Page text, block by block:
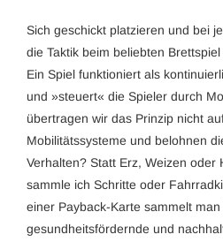
Sich geschickt platzieren und bei
die Taktik beim beliebten
Ein Spiel funktioniert als
und »steuert« die Spieler durch
übertragen wir das Prinzip nicht
Mobilitätssysteme und belohnen
Verhalten? Statt Erz, Weizen oder
sammle ich Schritte oder
einer Payback-Karte sammelt
gesundheitsfördernde und